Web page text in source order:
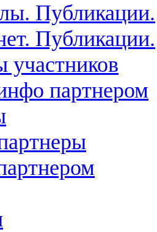
Публикации.
Публикации.
участников
партнером